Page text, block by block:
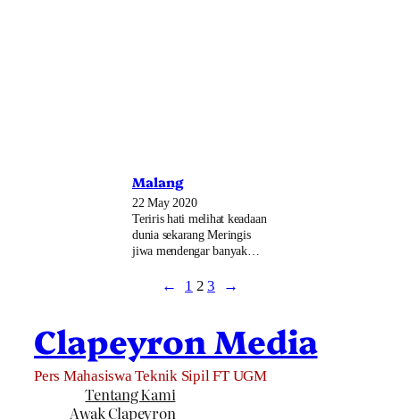
Malang
22 May 2020
Teriris hati melihat keadaan
dunia sekarang Meringis
jiwa mendengar banyak…
← 1 2 3 →
Clapeyron Media
Pers Mahasiswa Teknik Sipil FT UGM
Tentang Kami
Awak Clapeyron